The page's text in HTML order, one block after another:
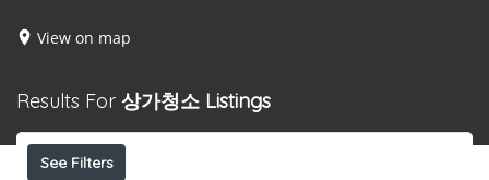
View on map
Results For 상가청소 Listings
See Filters